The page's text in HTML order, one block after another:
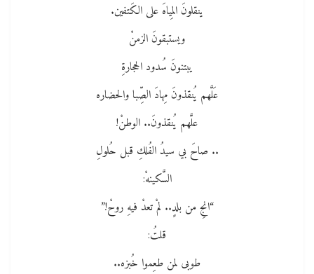
ينقلونَ المِياهَ على الكَتفين.
ويستبقونَ الزمنْ
يبتنونَ سُدود الحجارةِ
عَلَّهم يُنقذونَ مِهادَ الصِّبا والحضاره
علَّهم يُنقذونَ.. الوطنْ!
.. صاحَ بي سيدُ الفُلكِ قبل حُلولِ
السَّكينهْ:
“انجِ من بلدٍ.. لمْ تعدْ فيهِ روحْ!”
قلتُ:
طوبى لمن طعِموا خُبزه..